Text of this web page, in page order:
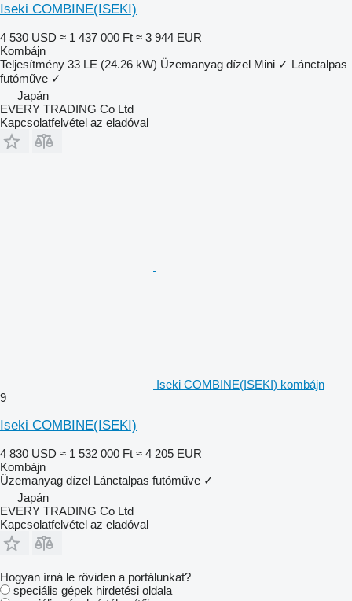
Iseki COMBINE(ISEKI)
4 530 USD ≈ 1 437 000 Ft ≈ 3 944 EUR
Kombájn
Teljesítmény 33 LE (24.26 kW) Üzemanyag dízel Mini ✓ Lánctalpas
futóműve ✓
Japán
EVERY TRADING Co Ltd
Kapcsolatfelvétel az eladóval
Iseki COMBINE(ISEKI) kombájn
9
Iseki COMBINE(ISEKI)
4 830 USD ≈ 1 532 000 Ft ≈ 4 205 EUR
Kombájn
Üzemanyag dízel Lánctalpas futóműve ✓
Japán
EVERY TRADING Co Ltd
Kapcsolatfelvétel az eladóval
Hogyan írná le röviden a portálunkat?
speciális gépek hirdetési oldala